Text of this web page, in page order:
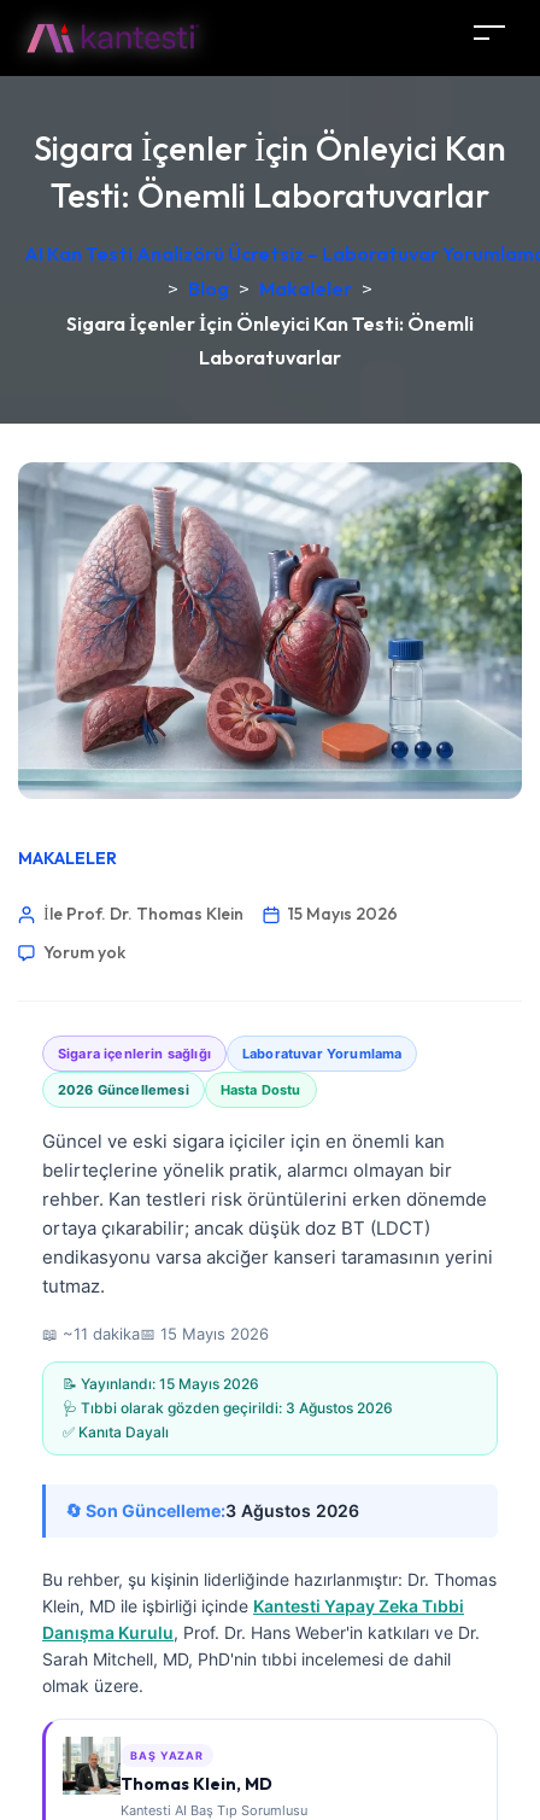
Sigara İçenler İçin Önleyici Kan
Testi: Önemli Laboratuvarlar
AI Kan Testi Analizörü Ücretsiz – Laboratuvar
> Blog > Makaleler >
Sigara İçenler İçin Önleyici Kan Testi: Önemli
Laboratuvarlar
MAKALELER
İle Prof. Dr. Thomas Klein
15 Mayıs 2026
Yorum yok
Sigara içenlerin sağlığı Laboratuvar Yorumlama
2026 Güncellemesi Hasta Dostu
Güncel ve eski sigara içiciler için en önemli kan
belirteçlerine yönelik pratik, alarmcı olmayan bir
rehber. Kan testleri risk örüntülerini erken dönemde
ortaya çıkarabilir; ancak düşük doz BT (LDCT)
endikasyonu varsa akciğer kanseri taramasının yerini
tutmaz.
📖 ~11 dakika📅 15 Mayıs 2026
📝 Yayınlandı: 15 Mayıs 2026
🩺 Tıbbi olarak gözden geçirildi: 3 Ağustos 2026
✅ Kanıta Dayalı
🔄 Son Güncelleme:3 Ağustos 2026
Bu rehber, şu kişinin liderliğinde hazırlanmıştır: Dr. Thomas
Klein, MD ile işbirliği içinde Kantesti Yapay Zeka Tıbbi
Danışma Kurulu, Prof. Dr. Hans Weber'in katkıları ve Dr.
Sarah Mitchell, MD, PhD'nin tıbbi incelemesi de dahil
olmak üzere.
BAŞ YAZAR
Thomas Klein, MD
Kantesti AI Baş Tıp Sorumlusu